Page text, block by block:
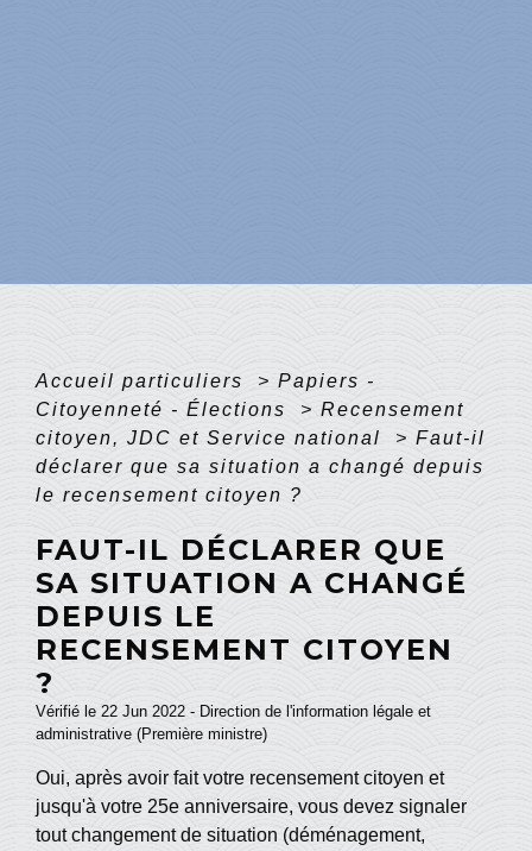
Accueil particuliers > Papiers -
Citoyenneté - Élections
> Recensement
citoyen, JDC et Service national
> Faut-il
déclarer que sa situation a changé depuis
le recensement citoyen ?
FAUT-IL DÉCLARER QUE
SA SITUATION A CHANGÉ
DEPUIS LE
RECENSEMENT CITOYEN
?
Vérifié le 22 Jun 2022 - Direction de l'information légale et
administrative (Première ministre)
Oui, après avoir fait votre recensement citoyen et
jusqu'à votre 25e anniversaire, vous devez signaler
tout changement de situation (déménagement,